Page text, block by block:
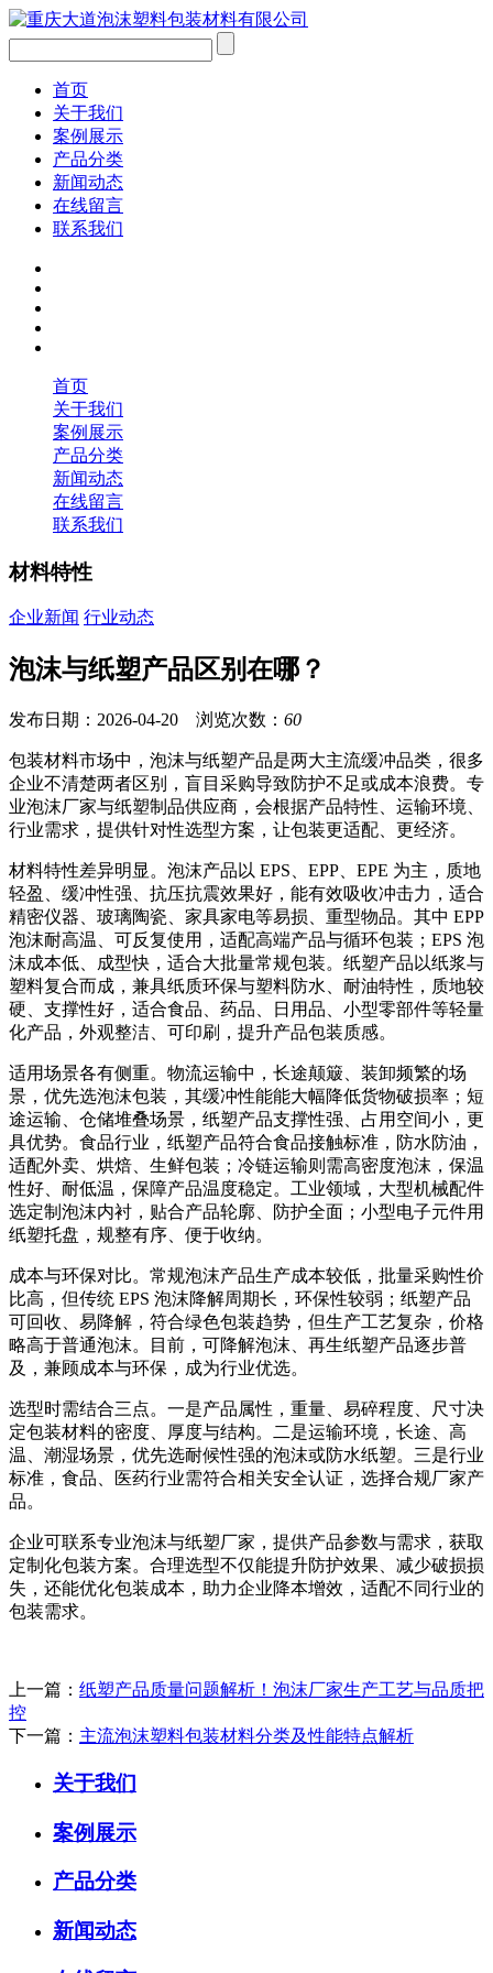
首页
关于我们
案例展示
产品分类
新闻动态
在线留言
联系我们
首页
关于我们
案例展示
产品分类
新闻动态
在线留言
联系我们
材料特性
企业新闻 行业动态
泡沫与纸塑产品区别在哪？
发布日期：2026-04-20 浏览次数： 60
包装材料市场中，泡沫与纸塑产品是两大主流缓冲品类，很多
企业不清楚两者区别，盲目采购导致防护不足或成本浪费。专
业泡沫厂家与纸塑制品供应商，会根据产品特性、运输环境、
行业需求，提供针对性选型方案，让包装更适配、更经济。
材料特性差异明显。泡沫产品以 EPS、EPP、EPE 为主，质地
轻盈、缓冲性强、抗压抗震效果好，能有效吸收冲击力，适合
精密仪器、玻璃陶瓷、家具家电等易损、重型物品。其中 EPP
泡沫耐高温、可反复使用，适配高端产品与循环包装；EPS 泡
沫成本低、成型快，适合大批量常规包装。纸塑产品以纸浆与
塑料复合而成，兼具纸质环保与塑料防水、耐油特性，质地较
硬、支撑性好，适合食品、药品、日用品、小型零部件等轻量
化产品，外观整洁、可印刷，提升产品包装质感。
适用场景各有侧重。物流运输中，长途颠簸、装卸频繁的场
景，优先选泡沫包装，其缓冲性能能大幅降低货物破损率；短
途运输、仓储堆叠场景，纸塑产品支撑性强、占用空间小，更
具优势。食品行业，纸塑产品符合食品接触标准，防水防油，
适配外卖、烘焙、生鲜包装；冷链运输则需高密度泡沫，保温
性好、耐低温，保障产品温度稳定。工业领域，大型机械配件
选定制泡沫内衬，贴合产品轮廓、防护全面；小型电子元件用
纸塑托盘，规整有序、便于收纳。
成本与环保对比。常规泡沫产品生产成本较低，批量采购性价
比高，但传统 EPS 泡沫降解周期长，环保性较弱；纸塑产品
可回收、易降解，符合绿色包装趋势，但生产工艺复杂，价格
略高于普通泡沫。目前，可降解泡沫、再生纸塑产品逐步普
及，兼顾成本与环保，成为行业优选。
选型时需结合三点。一是产品属性，重量、易碎程度、尺寸决
定包装材料的密度、厚度与结构。二是运输环境，长途、高
温、潮湿场景，优先选耐候性强的泡沫或防水纸塑。三是行业
标准，食品、医药行业需符合相关安全认证，选择合规厂家产
品。
企业可联系专业泡沫与纸塑厂家，提供产品参数与需求，获取
定制化包装方案。合理选型不仅能提升防护效果、减少破损损
失，还能优化包装成本，助力企业降本增效，适配不同行业的
包装需求。
上一篇： 纸塑产品质量问题解析！泡沫厂家生产工艺与品质把
控
下一篇： 主流泡沫塑料包装材料分类及性能特点解析
关于我们
案例展示
产品分类
新闻动态